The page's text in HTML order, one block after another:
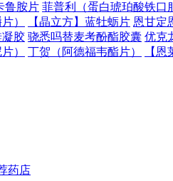
鲁胺片 菲普利（蛋白琥珀酸铁口
）
【晶立方】蓝牡蛎片 恩甘定
胶 骁悉吗替麦考酚酯胶囊 优克
）
丁贺（阿德福韦酯片）
【
药店